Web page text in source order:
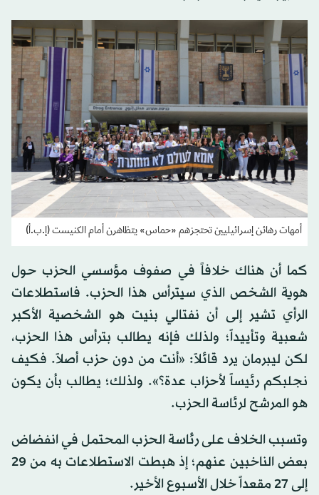
أمهات رهائن إسرائيليين تحتجزهم «حماس» يتظاهرن أمام الكنيست (إ.ب.أ)
كما أن هناك خلافاً في صفوف مؤسسي الحزب حول
هوية الشخص الذي سيترأس هذا الحزب. فاستطلاعات
الرأي تشير إلى أن نفتالي بنيت هو الشخصية الأكبر
شعبية وتأييداً؛ ولذلك فإنه يطالب بترأس هذا الحزب،
لكن ليبرمان يرد قائلاً: «أنت من دون حزب أصلاً. فكيف
نجلبكم رئيساً لأحزاب عدة؟». ولذلك؛ يطالب بأن يكون
هو المرشح لرئاسة الحزب.
وتسبب الخلاف على رئاسة الحزب المحتمل في انفضاض
بعض الناخبين عنهم؛ إذ هبطت الاستطلاعات به من 29
إلى 27 مقعداً خلال الأسبوع الأخير.